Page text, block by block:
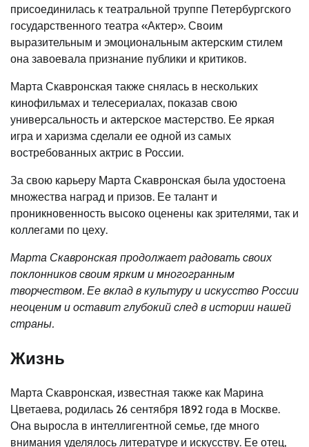
присоединилась к театральной труппе Петербургского
государственного театра «Актер». Своим
выразительным и эмоциональным актерским стилем
она завоевала признание публики и критиков.
Марта Скавронская также снялась в нескольких
кинофильмах и телесериалах, показав свою
универсальность и актерское мастерство. Ее яркая
игра и харизма сделали ее одной из самых
востребованных актрис в России.
За свою карьеру Марта Скавронская была удостоена
множества наград и призов. Ее талант и
проникновенность высоко оценены как зрителями, так и
коллегами по цеху.
Марта Скавронская продолжает радовать своих
поклонников своим ярким и многогранным
творчеством. Ее вклад в культуру и искусство России
неоценим и оставит глубокий след в истории нашей
страны.
Жизнь
Марта Скавронская, известная также как Марина
Цветаева, родилась 26 сентября 1892 года в Москве.
Она выросла в интеллигентной семье, где много
внимания уделялось литературе и искусству. Ее отец,